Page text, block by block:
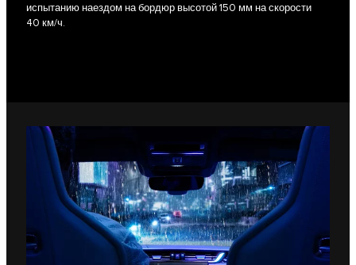
испытанию наездом на бордюр высотой 150 мм на скорости
40 км/ч.